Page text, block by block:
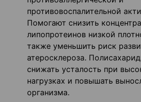
противовоспалительной
Помогают снизить
липопротеинов низкой
также уменьшить риск
атеросклероза.
снижать усталость при
нагрузках и повышать
организма.